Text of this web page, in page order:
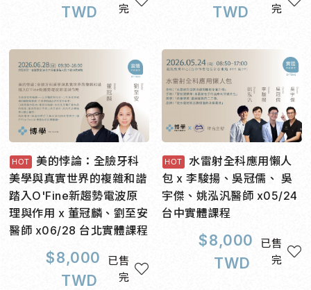
TWD
完
TWD
完
美的悖論：全臉牙科
美學與真實世界的複雜和諧
踏入O'Fine新趨勢電波原
理與作用 x 董冠麟、劉至安
醫師 x06/28 台北實體課程
$8,000
TWD
已售
完
水雷射全科應用懶人
包 x 李駿揚、吳冠儒、 吳
宇傑、姚泓汎醫師 x05/24
台中實體課程
$8,000
TWD
已售
完